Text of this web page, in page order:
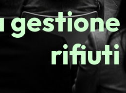
gestione
rifiuti